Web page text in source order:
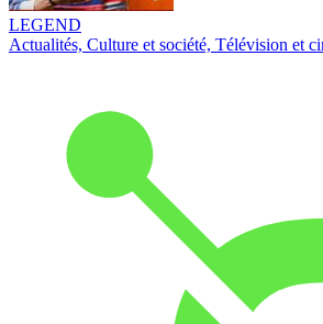
LEGEND
Actualités, Culture et société, Télévision et